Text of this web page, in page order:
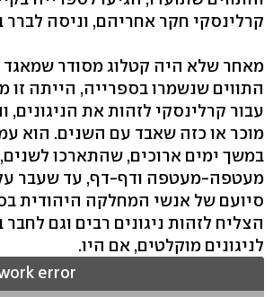
קרלינסקי חקר אחריהם, וניסה לברר
התווים שנשמרו בספרייה, הייתה
עבור קרלינסקי לזהות את הניגונים,
מוכר או כזה שאבד עם השנים. הוא
במשך ימים ארוכים, שהתארכו לשנים,
מעטפה-מעטפה ודף-דף, עד שעבר על
סיועם של אנשי המחלקה היהודית
הצליח לזהות ניגונים רבים וגם לחבר
לניגונים מוקלטים, אם היו.
error